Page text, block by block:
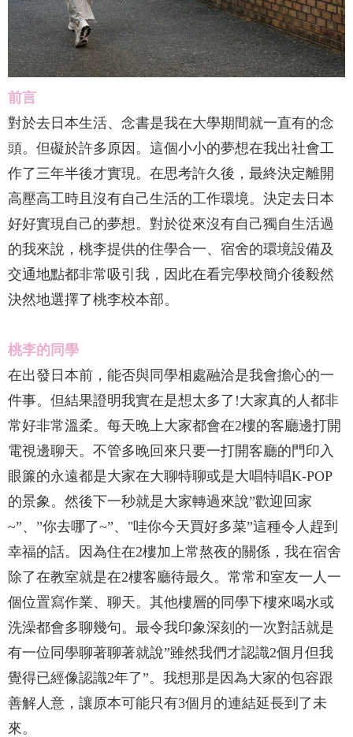
前言
對於去日本生活、念書是我在大學期間就一直有的念
頭。但礙於許多原因。這個小小的夢想在我出社會工
作了三年半後才實現。在思考許久後，最終決定離開
高壓高工時且沒有自己生活的工作環境。決定去日本
好好實現自己的夢想。對於從來沒有自己獨自生活過
的我來說，桃李提供的住學合一、宿舍的環境設備及
交通地點都非常吸引我，因此在看完學校簡介後毅然
決然地選擇了桃李校本部。
桃李的同學
在出發日本前，能否與同學相處融洽是我會擔心的一
件事。但結果證明我實在是想太多了!大家真的人都非
常好非常溫柔。每天晚上大家都會在2樓的客廳邊打開
電視邊聊天。不管多晚回來只要一打開客廳的門印入
眼簾的永遠都是大家在大聊特聊或是大唱特唱K-POP
的景象。然後下一秒就是大家轉過來說”歡迎回家
~”、”你去哪了~”、"哇你今天買好多菜”這種令人趕到
幸福的話。因為住在2樓加上常熬夜的關係，我在宿舍
除了在教室就是在2樓客廳待最久。常常和室友一人一
個位置寫作業、聊天。其他樓層的同學下樓來喝水或
洗澡都會多聊幾句。最令我印象深刻的一次對話就是
有一位同學聊著聊著就說”雖然我們才認識2個月但我
覺得已經像認識2年了”。我想那是因為大家的包容跟
善解人意，讓原本可能只有3個月的連結延長到了未
來。